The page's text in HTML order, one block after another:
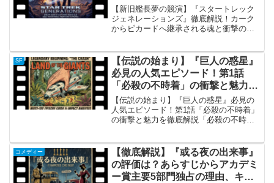
承される魂と衝撃のラスト
【新旧艦長夢の競演】『スタートレック
ジェネレーションズ』徹底解説！カーク
からピカードへ継承される魂と衝撃のラ
ークからピカードへ継承される魂と衝撃
のラスト『スタートレ...
SF
【伝説の始まり】『巨人の惑星』
必見の人気エピソード！第1話
「必殺の不時着」の衝撃と魅力を
徹底解説
【伝説の始まり】『巨人の惑星』必見の
人気エピソード！第1話「必殺の不時着」
の衝撃と魅力を徹底解説「必殺の不時
驚愕させたSFドラマ『巨人の惑星』。 そ
の記念すべき第...
コメディー
【徹底解説】『或る夜の出来事』
の評価は？あらすじからアカデミ
ー賞主要5部門独占の理由、キャ